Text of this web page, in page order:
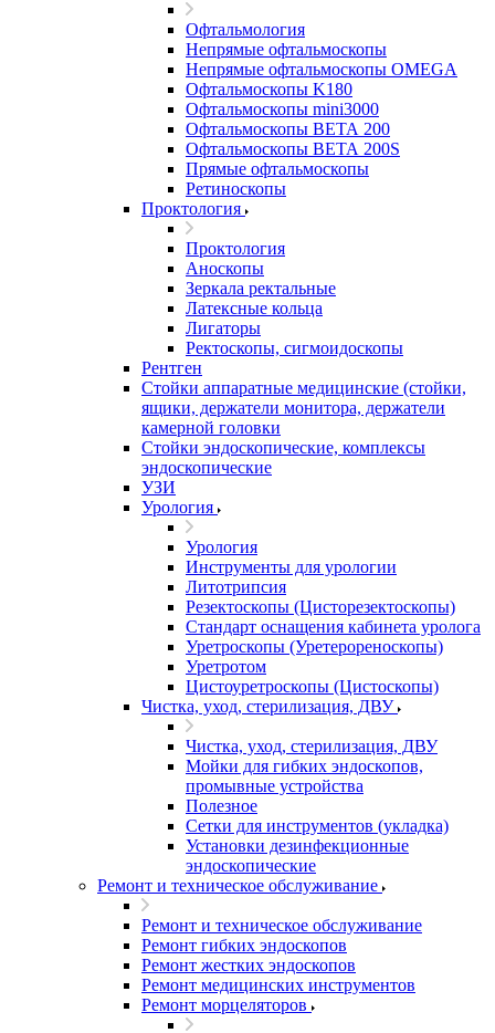
Офтальмология
Непрямые офтальмоскопы
Непрямые офтальмоскопы OMEGA
Офтальмоскопы K180
Офтальмоскопы mini3000
Офтальмоскопы ВЕТА 200
Офтальмоскопы ВЕТА 200S
Прямые офтальмоскопы
Ретиноскопы
Проктология
Проктология
Аноскопы
Зеркала ректальные
Латексные кольца
Лигаторы
Ректоскопы, сигмоидоскопы
Рентген
Стойки аппаратные медицинские (стойки,
ящики, держатели монитора, держатели
камерной головки
Стойки эндоскопические, комплексы
эндоскопические
УЗИ
Урология
Урология
Инструменты для урологии
Литотрипсия
Резектоскопы (Цисторезектоскопы)
Стандарт оснащения кабинета уролога
Уретроскопы (Уретерореноскопы)
Уретротом
Цистоуретроскопы (Цистоскопы)
Чистка, уход, стерилизация, ДВУ
Чистка, уход, стерилизация, ДВУ
Мойки для гибких эндоскопов,
промывные устройства
Полезное
Сетки для инструментов (укладка)
Установки дезинфекционные
эндоскопические
Ремонт и техническое обслуживание
Ремонт и техническое обслуживание
Ремонт гибких эндоскопов
Ремонт жестких эндоскопов
Ремонт медицинских инструментов
Ремонт морцеляторов